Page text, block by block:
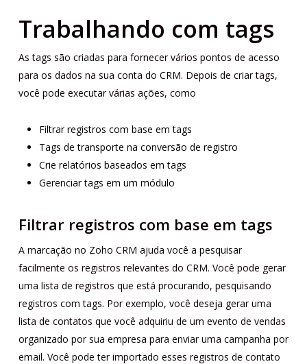
Trabalhando com tags
As tags são criadas para fornecer vários pontos de acesso
para os dados na sua conta do CRM. Depois de criar tags,
você pode executar várias ações, como
Filtrar registros com base em tags
Tags de transporte na conversão de registro
Crie relatórios baseados em tags
Gerenciar tags em um módulo
Filtrar registros com base em tags
A marcação no Zoho CRM ajuda você a pesquisar
facilmente os registros relevantes do CRM. Você pode gerar
uma lista de registros que está procurando, pesquisando
registros com tags. Por exemplo, você deseja gerar uma
lista de contatos que você adquiriu de um evento de vendas
organizado por sua empresa para enviar uma campanha por
email. Você pode ter importado esses registros de contato